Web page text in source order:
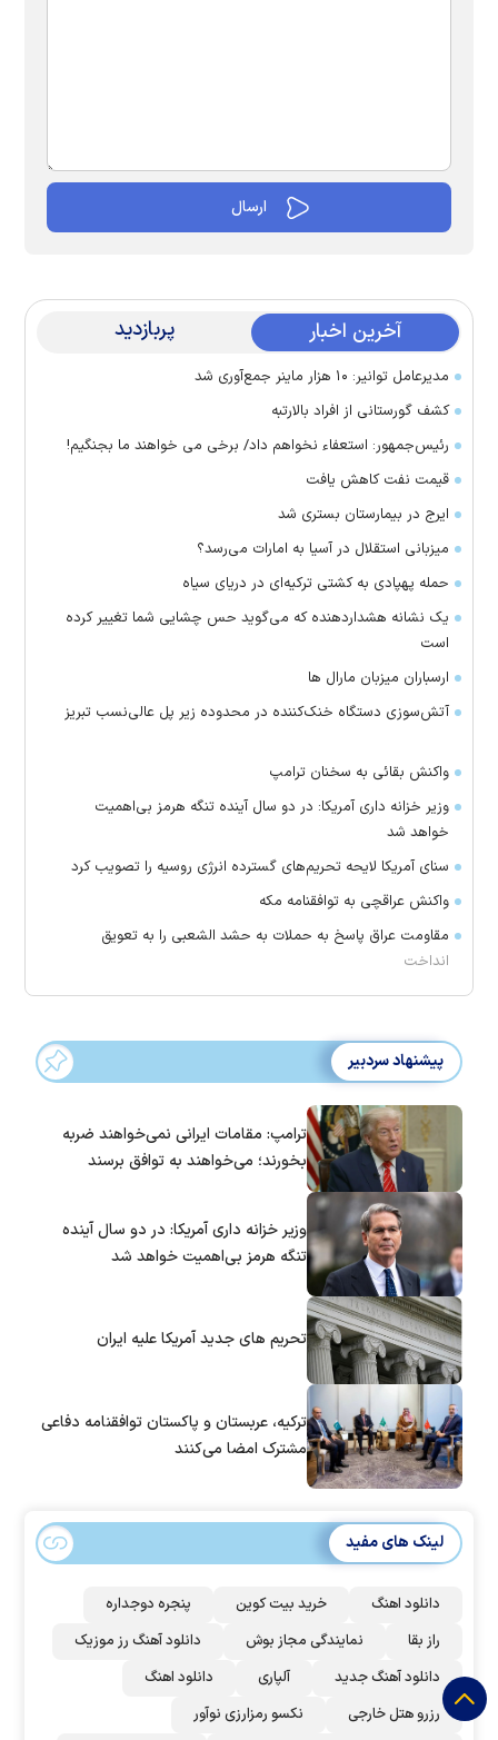
آخرین اخبار پربازدید
مدیرعامل توانیر: ۱۰ هزار ماینر جمع‌آوری شد
کشف گورستانی از افراد بالارتبه
رئیس‌جمهور: استعفاء نخواهم داد/ برخی می خواهند ما بجنگیم!
قیمت نفت کاهش یافت
ایرج در بیمارستان بستری شد
میزبانی استقلال در آسیا به امارات می‌رسد؟
حمله پهپادی به کشتی ترکیه‌ای در دریای سیاه
یک نشانه هشداردهنده که می‌گوید حس چشایی شما تغییر کرده
است
ارسباران میزبان مارال ها
آتش‌سوزی دستگاه خنک‌کننده در محدوده زیر پل عالی‌نسب تبریز
واکنش بقائی به سخنان ترامپ
وزیر خزانه داری آمریکا: در دو سال آینده تنگه هرمز بی‌اهمیت
خواهد شد
سنای آمریکا لایحه تحریم‌های گسترده انرژی روسیه را تصویب کرد
واکنش عراقچی به توافقنامه مکه
مقاومت عراق پاسخ به حملات به حشد الشعبی را به تعویق
انداخت
پیشنهاد سردبیر
ترامپ: مقامات ایرانی نمی‌خواهند ضربه
بخورند؛ می‌خواهند به توافق برسند
وزیر خزانه داری آمریکا: در دو سال آینده
تنگه هرمز بی‌اهمیت خواهد شد
تحریم های جدید آمریکا علیه ایران
ترکیه، عربستان و پاکستان توافقنامه دفاعی
مشترک امضا می‌کنند
لینک های مفید
دانلود اهنگ خرید بیت کوین
پنجره دوجداره
راز بقا
نمایندگی مجاز بوش
دانلود آهنگ رز‌ موزیک
دانلود آهنگ جدید
آلپاری
دانلود اهنگ
رزرو هتل خارجی
نکسو رمزارزی نوآور